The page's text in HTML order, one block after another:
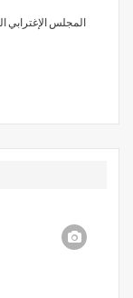
المجلس الإغترابي